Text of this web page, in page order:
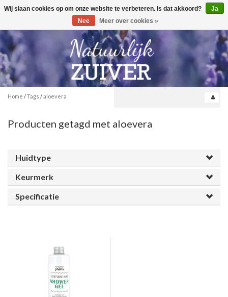
Toggle
0
Home /Tags /aloevera
Producten getagd met aloevera
Huidtype
Keurmerk
Specificatie
Wij slaan cookies op om onze website te verbeteren. Is dat akkoord?
Ja
Nee
Meer over cookies »